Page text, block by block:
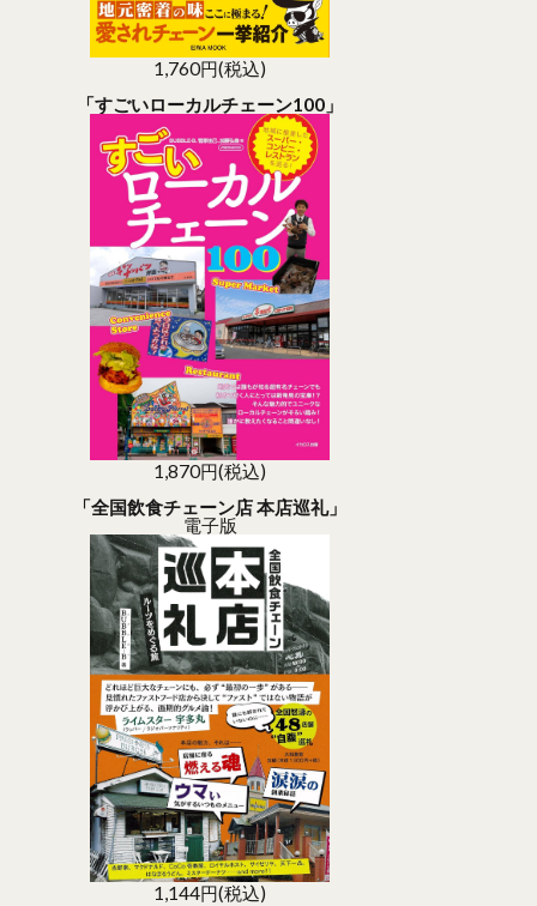
1,760円(税込)
「すごいローカルチェーン100」
1,870円(税込)
「全国飲食チェーン店 本店巡礼」
電子版
1,144円(税込)